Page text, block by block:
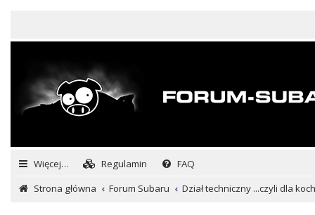
Więcej… Regulamin FAQ
Strona główna
Forum Subaru Dział techniczny ...czyli dla